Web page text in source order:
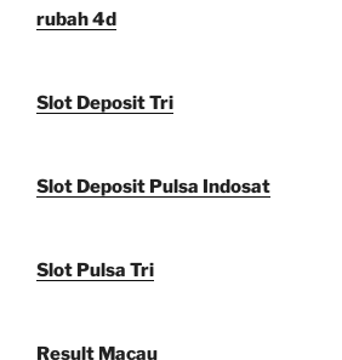
rubah 4d
Slot Deposit Tri
Slot Deposit Pulsa Indosat
Slot Pulsa Tri
Result Macau